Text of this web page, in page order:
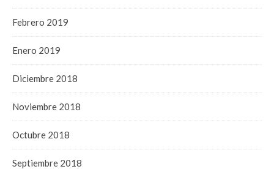
Febrero 2019
Enero 2019
Diciembre 2018
Noviembre 2018
Octubre 2018
Septiembre 2018